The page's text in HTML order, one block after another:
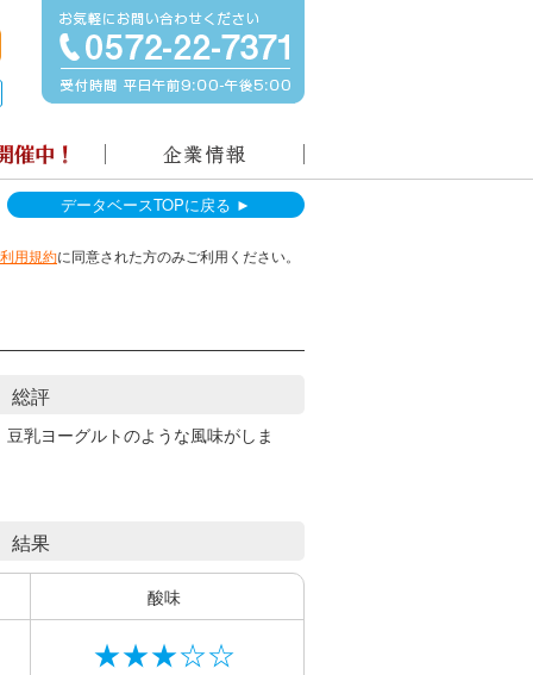
データベースTOPに戻る ►
用規約に同意された方のみご利用ください。
総評
乳ヨーグルトのような風味がしま
結果
酸味
★★★☆☆